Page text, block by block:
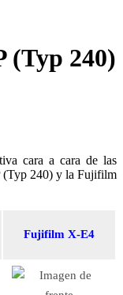
(Typ 240)
cara a cara de las
(Typ 240) y la Fujifilm
Fujifilm X-E4